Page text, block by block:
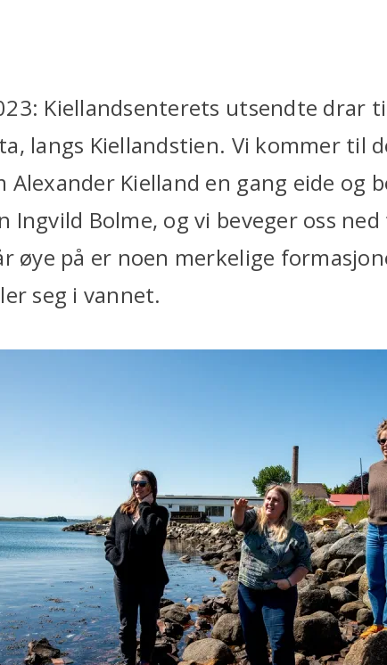
Kiellandsenterets utsendte drar
langs Kiellandstien. Vi kommer til
Alexander Kielland en gang eide og
Ingvild Bolme, og vi beveger oss
øye på er noen merkelige
seg i vannet.